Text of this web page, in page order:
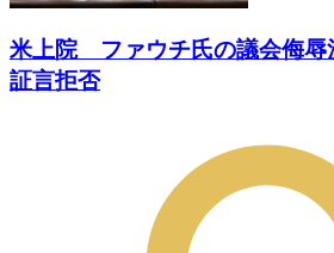
米上院 ファウチ氏の議会侮
証言拒否